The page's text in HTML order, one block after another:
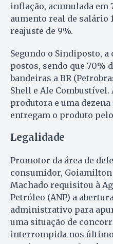
inflação, acumulada em
aumento real de salário
reajuste de 9%.
Segundo o Sindiposto, a
postos, sendo que 70%
bandeiras a BR
Shell e Ale Combustível.
produtora e uma
entregam o produto
Legalidade
Promotor da área de
consumidor,
Machado requisitou à
Petróleo (ANP) a
administrativo para
uma situação de
interrompida nos